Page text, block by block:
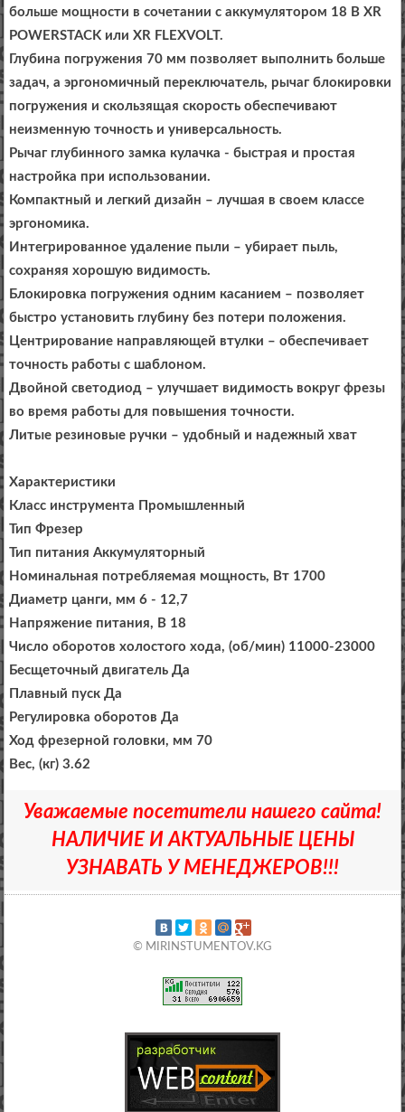
больше мощности в сочетании с аккумулятором 18 В XR
POWERSTACK или XR FLEXVOLT.
Глубина погружения 70 мм позволяет выполнить больше
задач, а эргономичный переключатель, рычаг блокировки
погружения и скользящая скорость обеспечивают
неизменную точность и универсальность.
Рычаг глубинного замка кулачка - быстрая и простая
настройка при использовании.
Компактный и легкий дизайн – лучшая в своем классе
эргономика.
Интегрированное удаление пыли – убирает пыль,
сохраняя хорошую видимость.
Блокировка погружения одним касанием – позволяет
быстро установить глубину без потери положения.
Центрирование направляющей втулки – обеспечивает
точность работы с шаблоном.
Двойной светодиод – улучшает видимость вокруг фрезы
во время работы для повышения точности.
Литые резиновые ручки – удобный и надежный хват
Характеристики
Класс инструмента Промышленный
Тип Фрезер
Тип питания Аккумуляторный
Номинальная потребляемая мощность, Вт 1700
Диаметр цанги, мм 6 - 12,7
Напряжение питания, В 18
Число оборотов холостого хода, (об/мин) 11000-23000
Бесщеточный двигатель Да
Плавный пуск Да
Регулировка оборотов Да
Ход фрезерной головки, мм 70
Вес, (кг) 3.62
Уважаемые посетители нашего сайта!
НАЛИЧИЕ И АКТУАЛЬНЫЕ ЦЕНЫ
УЗНАВАТЬ У МЕНЕДЖЕРОВ!!!
© MIRINSTUMENTOV.KG